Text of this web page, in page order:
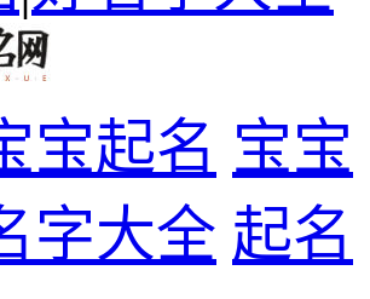
宝起名 宝宝
字大全 起名